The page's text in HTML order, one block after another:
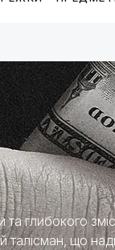
глибокого
талісман, що